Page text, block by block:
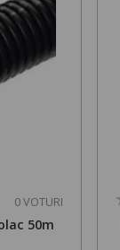
0 VOTURI
50m